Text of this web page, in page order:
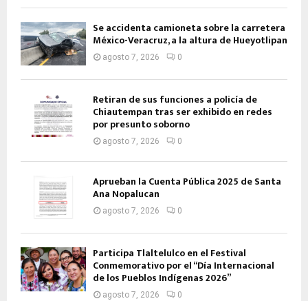
Se accidenta camioneta sobre la carretera
México-Veracruz, a la altura de Hueyotlipan
agosto 7, 2026 0
Retiran de sus funciones a policía de
Chiautempan tras ser exhibido en redes
por presunto soborno
agosto 7, 2026 0
Aprueban la Cuenta Pública 2025 de Santa
Ana Nopalucan
agosto 7, 2026 0
Participa Tlaltelulco en el Festival
Conmemorativo por el “Día Internacional
de los Pueblos Indígenas 2026”
agosto 7, 2026 0